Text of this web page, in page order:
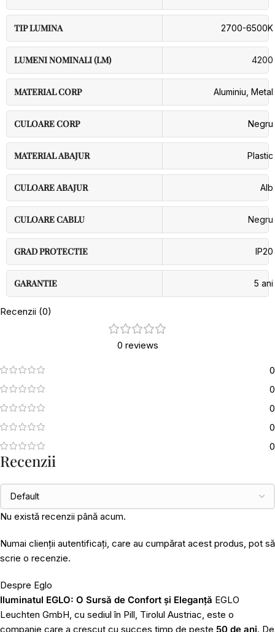
TIP LUMINA 2700-6500K
LUMENI NOMINALI (LM) 4200
MATERIAL CORP Aluminiu Metal
CULOARE CORP Negru
MATERIAL ABAJUR Plastic
CULOARE ABAJUR Alb
CULOARE CABLU Negru
GRAD PROTECTIE IP20
GARANTIE 5 ani
Recenzii (0)
0 reviews
0
0
0
0
0
Recenzii
Nu există recenzii până acum.
Numai clienții autentificați, care au cumpărat acest produs, pot să
scrie o recenzie.
Despre Eglo
Iluminatul EGLO: O Sursă de Confort și Eleganță EGLO
Leuchten GmbH, cu sediul în Pill, Tirolul Austriac, este o
companie care a crescut cu succes timp de peste 50 de ani. De